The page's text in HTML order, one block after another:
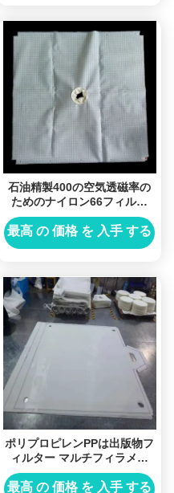
石油精製400の空気透磁率の
ためのナイロン66フィルタ
クロス
最高 の 価格 を 入手 する
ポリプロピレンPPは出版物フ
ィルター マルチフィラメン
ト/単繊維フィルター生地のた
めのフィルタ クロスを
最高 の 価格 を 入手 する